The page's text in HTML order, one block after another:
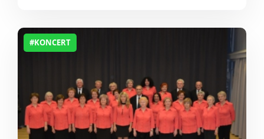
#KONCERT